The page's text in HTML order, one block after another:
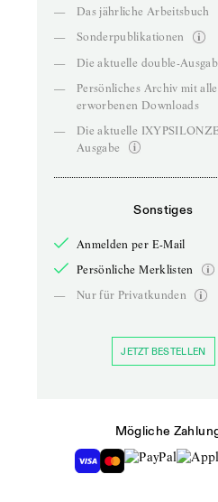
—
Das jährliche Arbeitsbuch
—
Sonderpublikationen
—
Die aktuelle double-
—
Persönliches Archiv mit
erworbenen Downloads
—
Die aktuelle
Ausgabe
Sonstiges
Anmelden per E-Mail
Persönliche Merklisten
—
Nur für Privatkunden
JETZT BESTELLEN
Mögliche